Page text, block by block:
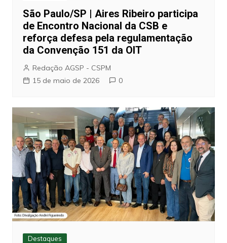
São Paulo/SP | Aires Ribeiro participa
de Encontro Nacional da CSB e
reforça defesa pela regulamentação
da Convenção 151 da OIT
Redação AGSP - CSPM
15 de maio de 2026
0
Destaques